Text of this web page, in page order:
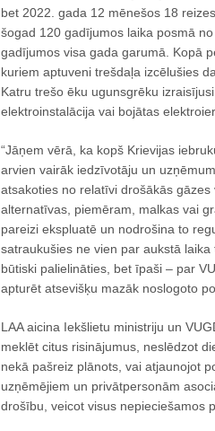
bet 2022. gada 12 mēnešos 18
šogad 120 gadījumos laika posmā
gadījumos visa gada garumā. Kopā
kuriem aptuveni trešdaļa izcēlušies
Katru trešo ēku ugunsgrēku
elektroinstalācija vai bojātas
“Jāņem vērā, ka kopš Krievijas
arvien vairāk iedzīvotāju un
atsakoties no relatīvi drošākās
alternatīvas, piemēram, malkas vai
pareizi ekspluatē un nodrošina to
satraukušies ne vien par aukstā
būtiski palielināties, bet īpaši – par
apturēt atsevišķu mazāk noslogoto
LAA aicina Iekšlietu ministriju un
meklēt citus risinājumus, neslēdzot
nekā pašreiz plānots, vai atjaunojot
uzņēmējiem un privātpersonām
drošību, veicot visus nepieciešamos